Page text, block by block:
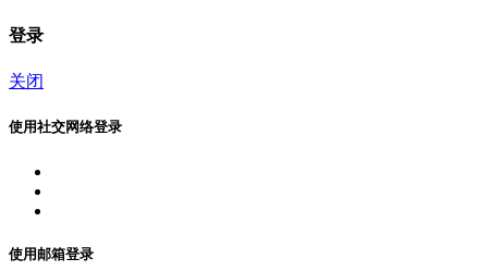
登录
关闭
使用社交网络登录
使用邮箱登录